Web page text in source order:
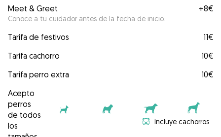
Meet & Greet
Conoce a tu cuidador antes de la fecha de inicio.
+8€
Tarifa de festivos
11€
Tarifa cachorro
10€
Tarifa perro extra
10€
Acepto
perros
de todos
los
Incluye cachorros